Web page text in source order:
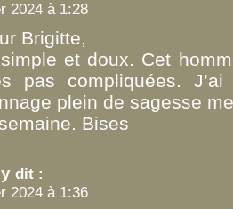
2024 à 1:28
Brigitte,
simple et doux. Cet
pas compliquées.
plein de sagesse
Bises
dit :
2024 à 1:36